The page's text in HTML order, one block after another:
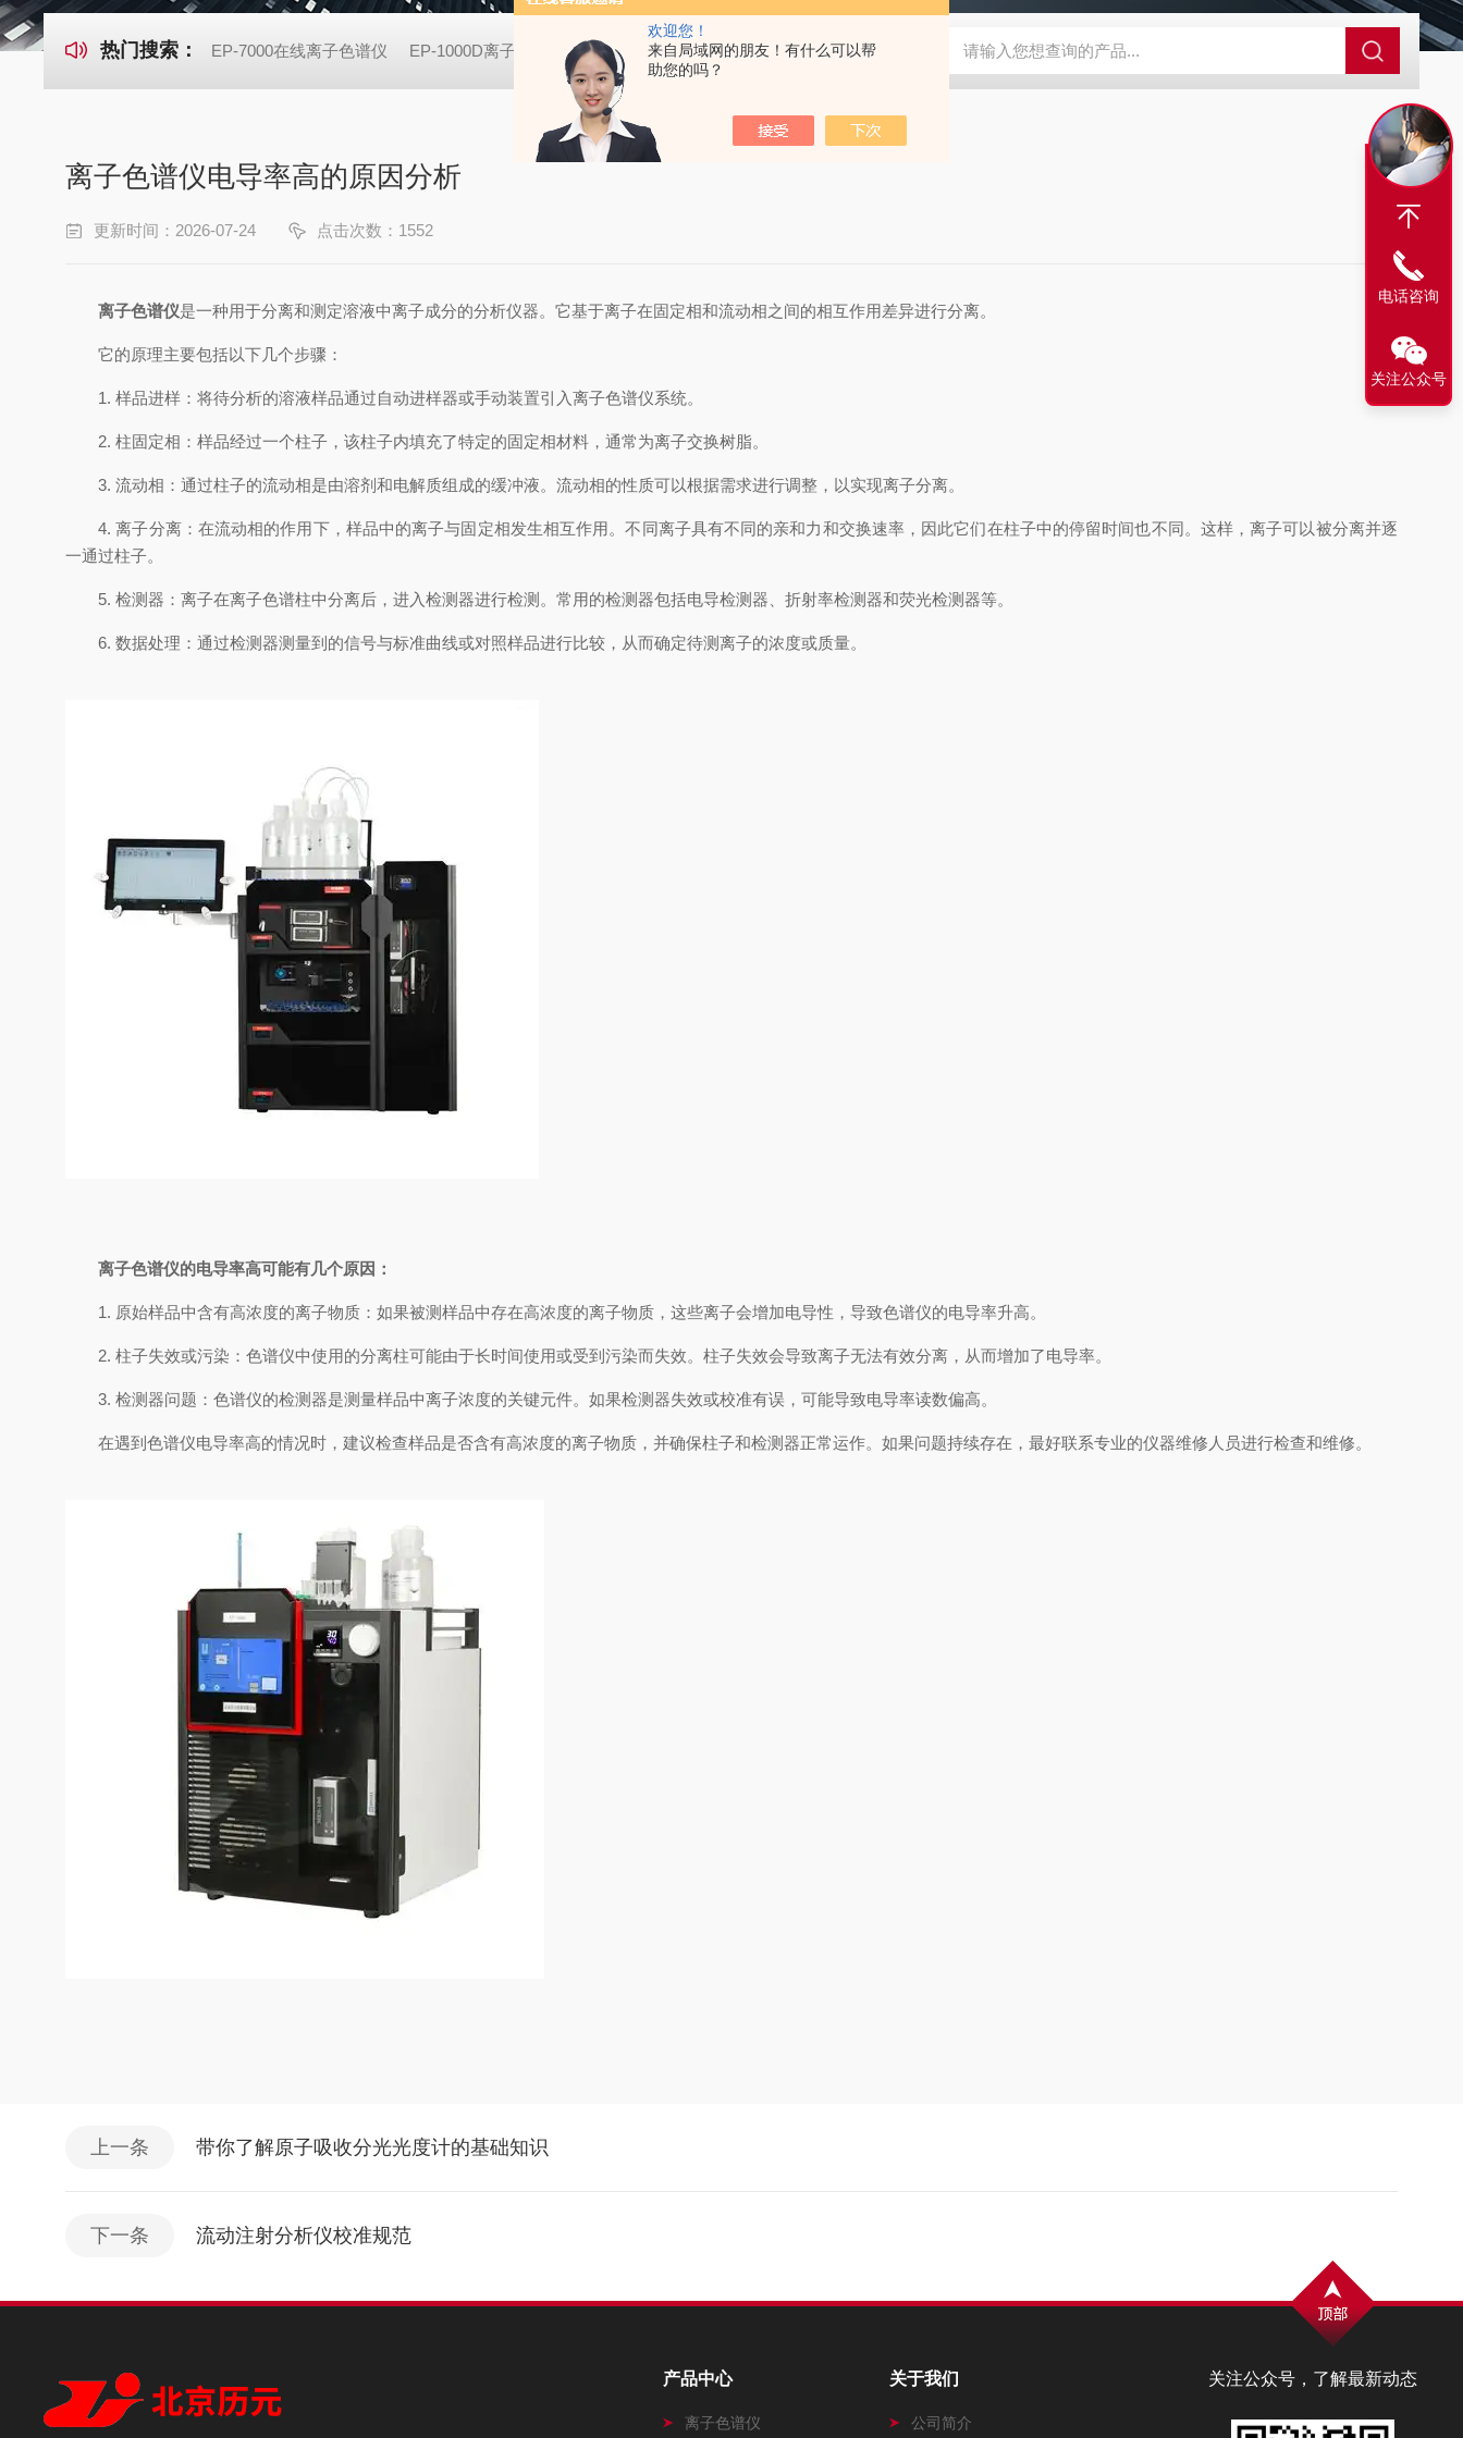
欢迎您！
来自局域网的朋友！有什么可以帮
助您的吗？
热门搜索： EP-7000在线离子色谱仪 EP-1000D离子色谱仪 EP-6000离子色谱仪 EP-600DDC便携离子色谱仪 LX-60LX-60淋洗液发生器 EPFIA-120全自动流动注射分析仪
离子色谱仪电导率高的原因分析
更新时间：2026-07-24 点击次数：1552
离子色谱仪是一种用于分离和测定溶液中离子成分的分析仪器。它基于离子在固定相和流动相之间的相互作用差异进行分离。
它的原理主要包括以下几个步骤：
1. 样品进样：将待分析的溶液样品通过自动进样器或手动装置引入离子色谱仪系统。
2. 柱固定相：样品经过一个柱子，该柱子内填充了特定的固定相材料，通常为离子交换树脂。
3. 流动相：通过柱子的流动相是由溶剂和电解质组成的缓冲液。流动相的性质可以根据需求进行调整，以实现离子分离。
4. 离子分离：在流动相的作用下，样品中的离子与固定相发生相互作用。不同离子具有不同的亲和力和交换速率，因此它们在柱子中的停留时间也不同。这样，离子可以被分离并逐
一通过柱子。
5. 检测器：离子在离子色谱柱中分离后，进入检测器进行检测。常用的检测器包括电导检测器、折射率检测器和荧光检测器等。
6. 数据处理：通过检测器测量到的信号与标准曲线或对照样品进行比较，从而确定待测离子的浓度或质量。
离子色谱仪的电导率高可能有几个原因：
1. 原始样品中含有高浓度的离子物质：如果被测样品中存在高浓度的离子物质，这些离子会增加电导性，导致色谱仪的电导率升高。
2. 柱子失效或污染：色谱仪中使用的分离柱可能由于长时间使用或受到污染而失效。柱子失效会导致离子无法有效分离，从而增加了电导率。
3. 检测器问题：色谱仪的检测器是测量样品中离子浓度的关键元件。如果检测器失效或校准有误，可能导致电导率读数偏高。
在遇到色谱仪电导率高的情况时，建议检查样品是否含有高浓度的离子物质，并确保柱子和检测器正常运作。如果问题持续存在，最好联系专业的仪器维修人员进行检查和维修。
上一条 带你了解原子吸收分光光度计的基础知识
下一条 流动注射分析仪校准规范
关注公众号，了解最新动态
产品中心
离子色谱仪
关于我们
公司简介
电话咨询
关注公众号